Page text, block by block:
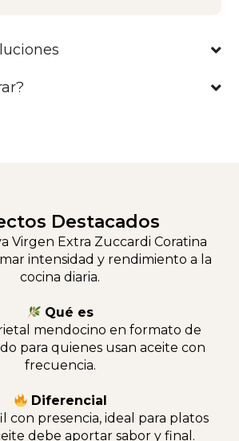
Destacados
Virgen Extra Zuccardi Coratina
intensidad y rendimiento a la
cocina diaria.
Qué es
mendocino en formato de
para quienes usan aceite con
frecuencia.
Diferencial
con presencia, ideal para platos
debe aportar sabor y final.